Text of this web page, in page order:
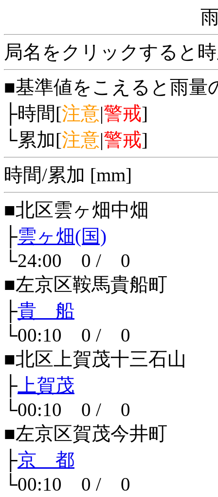
局名をクリックすると
■基準値をこえると雨量
├時間[注意|警戒]
└累加[注意|警戒]
時間/累加 [mm]
■北区雲ヶ畑中畑
├雲ヶ畑(国)
└24:00 0 / 0
■左京区鞍馬貴船町
├貴 船
└00:10 0 / 0
■北区上賀茂十三石山
├ 上賀茂
└00:10 0 / 0
■左京区賀茂今井町
├京 都
└00:10 0 / 0